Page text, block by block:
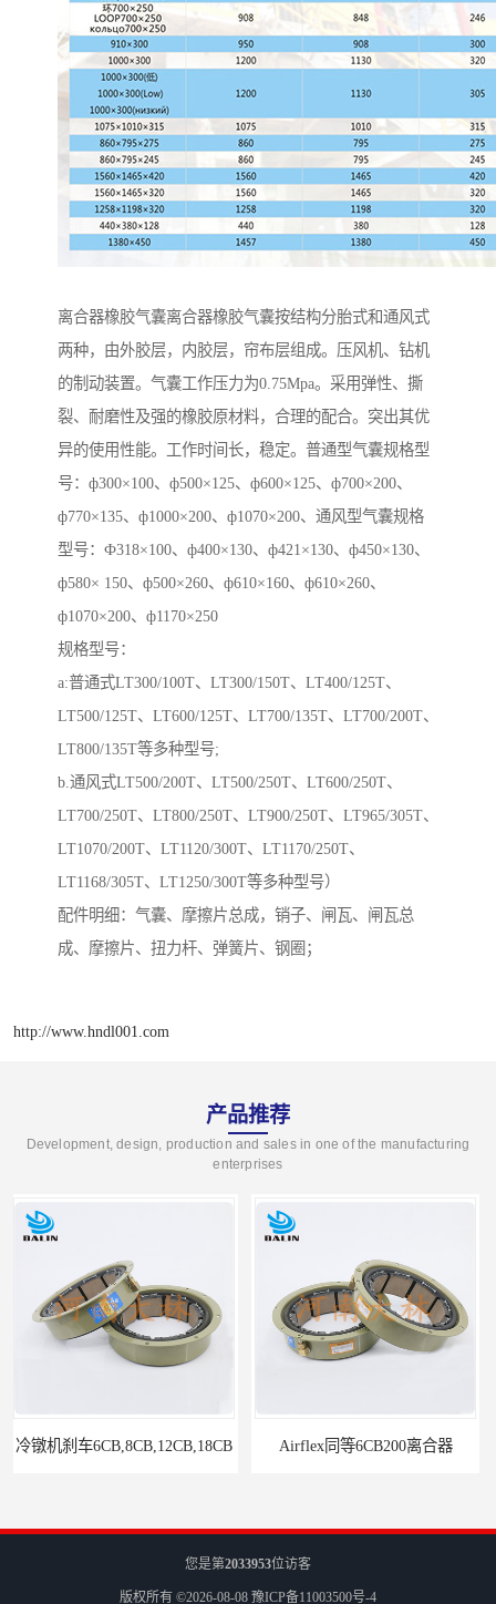
离合器橡胶气囊离合器橡胶气囊按结构分胎式和通风式
两种，由外胶层，内胶层，帘布层组成。压风机、钻机
的制动装置。气囊工作压力为0.75Mpa。采用弹性、撕
裂、耐磨性及强的橡胶原材料，合理的配合。突出其优
异的使用性能。工作时间长，稳定。普通型气囊规格型
号：ф300×100、ф500×125、ф600×125、ф700×200、
ф770×135、ф1000×200、ф1070×200、通风型气囊规格
型号：Ф318×100、ф400×130、ф421×130、ф450×130、
ф580× 150、ф500×260、ф610×160、ф610×260、
ф1070×200、ф1170×250
规格型号：
a:普通式LT300/100T、LT300/150T、LT400/125T、
LT500/125T、LT600/125T、LT700/135T、LT700/200T、
LT800/135T等多种型号;
b.通风式LT500/200T、LT500/250T、LT600/250T、
LT700/250T、LT800/250T、LT900/250T、LT965/305T、
LT1070/200T、LT1120/300T、LT1170/250T、
LT1168/305T、LT1250/300T等多种型号）
配件明细：气囊、摩擦片总成，销子、闸瓦、闸瓦总
成、摩擦片、扭力杆、弹簧片、钢圈；
http://www.hndl001.com
产品推荐
Development, design, production and sales in one of the manufacturing
enterprises
Airflex同等6CB200离合器
您是第2033953位访客
版权所有 ©2026-08-08 豫ICP备11003500号-4